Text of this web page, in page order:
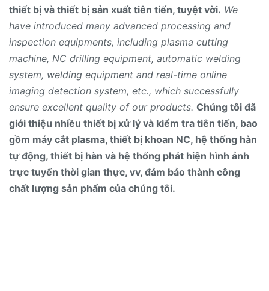
thiết bị và thiết bị sản xuất tiên tiến, tuyệt vời. We
have introduced many advanced processing and
inspection equipments, including plasma cutting
machine, NC drilling equipment, automatic welding
system, welding equipment and real-time online
imaging detection system, etc., which successfully
ensure excellent quality of our products. Chúng tôi đã
giới thiệu nhiều thiết bị xử lý và kiểm tra tiên tiến, bao
gồm máy cắt plasma, thiết bị khoan NC, hệ thống hàn
tự động, thiết bị hàn và hệ thống phát hiện hình ảnh
trực tuyến thời gian thực, vv, đảm bảo thành công
chất lượng sản phẩm của chúng tôi.